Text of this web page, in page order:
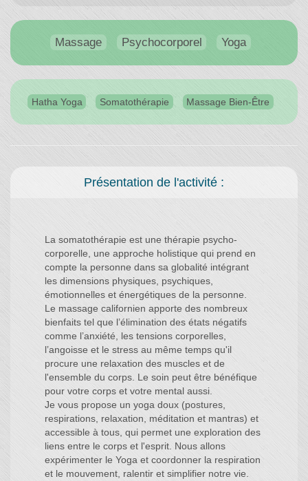
Massage Psychocorporel Yoga
Hatha Yoga Somatothérapie Massage Bien-Être
Présentation de l'activité :
La somatothérapie est une thérapie psycho-
corporelle, une approche holistique qui prend en
compte la personne dans sa globalité intégrant
les dimensions physiques, psychiques,
émotionnelles et énergétiques de la personne.
Le massage californien apporte des nombreux
bienfaits tel que l’élimination des états négatifs
comme l’anxiété, les tensions corporelles,
l’angoisse et le stress au même temps qu'il
procure une relaxation des muscles et de
l'ensemble du corps. Le soin peut être bénéfique
pour votre corps et votre mental aussi.
Je vous propose un yoga doux (postures,
respirations, relaxation, méditation et mantras) et
accessible à tous, qui permet une exploration des
liens entre le corps et l'esprit. Nous allons
expérimenter le Yoga et coordonner la respiration
et le mouvement, ralentir et simplifier notre vie.